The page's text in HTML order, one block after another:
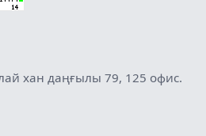
хан даңғылы 79, 125 офис.